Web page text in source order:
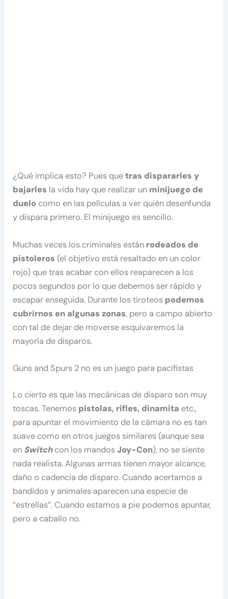
¿Qué implica esto? Pues quetras dispararles y
bajarles la vida hay que realizar un minijuego de
duelo como en las películas a ver quién desenfunda
y dispara primero. El minijuego es sencillo.
Muchas veces los criminales están rodeados de
pistoleros (el objetivo está resaltado en un color
rojo) que tras acabar con ellos reaparecen a los
pocos segundos por lo que debemos ser rápido y
escapar enseguida. Durante los tiroteos podemos
cubrirnos en algunas zonas, pero a campo abierto
con tal de dejar de moverse esquivaremos la
mayoría de disparos.
Guns and Spurs 2 no es un juego para pacifistas
Lo cierto es que las mecánicas de disparo son muy
toscas. Tenemos pistolas, rifles, dinamita etc.,
para apuntar el movimiento de la cámara no es tan
suave como en otros juegos similares (aunque sea
en Switchcon los mandosJoy-Con), no se siente
nada realista. Algunas armas tienen mayor alcance,
daño o cadencia de disparo. Cuando acertamos a
bandidos y animales aparecen una especie de
“estrellas”. Cuando estamos a pie podemos apuntar,
pero a caballo no.